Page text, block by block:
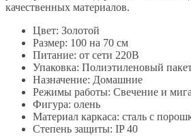
качественных материалов.
Цвет: Золотой
Размер: 100 на 70 см
Питание: от сети 220В
Упаковка: Полиэтиленовый
Назначение: Домашние
Режимы работы: Свечение и
Фигура: олень
Материал каркаса: сталь с
Степень защиты: IP 40